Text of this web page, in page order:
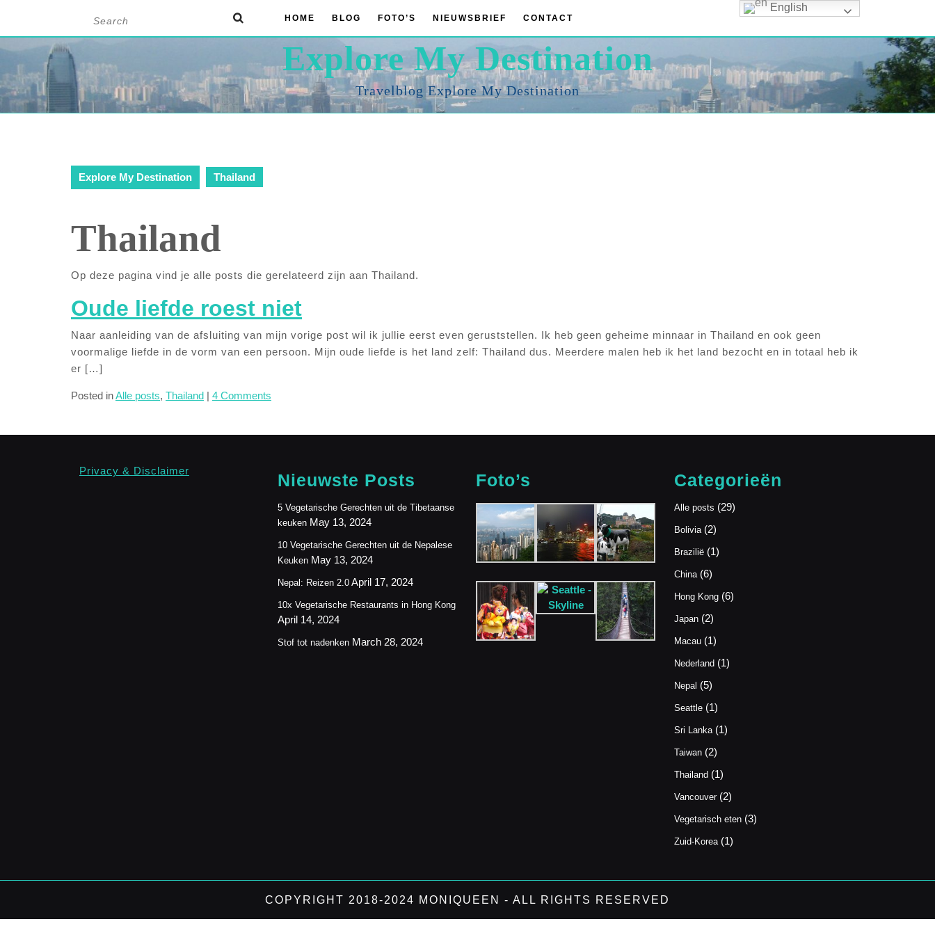
content
HOME BLOG FOTO’S NIEUWSBRIEF CONTACT
Explore My Destination
Travelblog Explore My Destination
Explore My Destination Thailand
Thailand
Op deze pagina vind je alle posts die gerelateerd zijn aan Thailand.
Oude liefde roest niet
Naar aanleiding van de afsluiting van mijn vorige post wil ik jullie eerst even geruststellen. Ik heb geen geheime minnaar in Thailand en ook geen
voormalige liefde in de vorm van een persoon. Mijn oude liefde is het land zelf: Thailand dus. Meerdere malen heb ik het land bezocht en in totaal heb ik
er […]
Posted inAlle posts, Thailand | 4 Comments
Privacy & Disclaimer Nieuwste Posts
5 Vegetarische Gerechten uit de Tibetaanse
keuken May 13, 2024
10 Vegetarische Gerechten uit de Nepalese
Keuken May 13, 2024
Nepal: Reizen 2.0 April 17, 2024
10x Vegetarische Restaurants in Hong Kong
April 14, 2024
Stof tot nadenken March 28, 2024
Foto’s Categorieën
Alle posts (29)
Bolivia (2)
Brazilië (1)
China (6)
Hong Kong (6)
Japan (2)
Macau (1)
Nederland (1)
Nepal (5)
Seattle (1)
Sri Lanka (1)
Taiwan (2)
Thailand (1)
Vancouver(2)
Vegetarisch eten (3)
Zuid-Korea (1)
COPYRIGHT 2018-2024 MONIQUEEN - ALL RIGHTS RESERVED
English